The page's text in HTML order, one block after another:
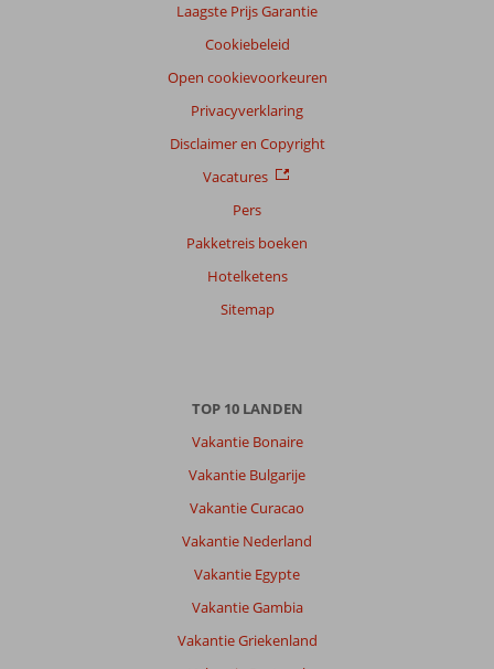
Laagste Prijs Garantie
Cookiebeleid
Open cookievoorkeuren
Privacyverklaring
Disclaimer en Copyright
Vacatures
Pers
Pakketreis boeken
Hotelketens
Sitemap
TOP 10 LANDEN
Vakantie Bonaire
Vakantie Bulgarije
Vakantie Curacao
Vakantie Nederland
Vakantie Egypte
Vakantie Gambia
Vakantie Griekenland